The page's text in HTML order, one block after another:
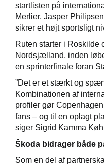
startlisten på
Merlier, Jasper
sikrer et højt sportsligt
Ruten starter i
Nordsjælland, inden
en sprinterfinale foran
”Det er et stærkt og
Kombinationen af
profiler gør
fans – og til en oplagt
siger Sigrid Kamma
Škoda bidrager både
Som en del af